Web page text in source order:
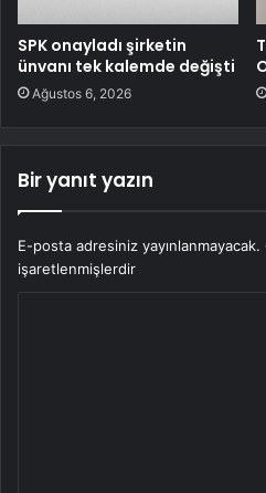
SPK onayladı şirketin
ünvanı tek kalemde değişti
Ağustos 6, 2026
Bir yanıt yazın
E-posta adresiniz yayınlanmayacak.
işaretlenmişlerdir